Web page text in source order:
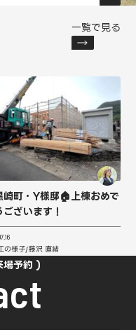
一覧で見る
崎町・Y様邸🏠上棟おめで
ございます！
の様子 藤沢 直緒
場予約